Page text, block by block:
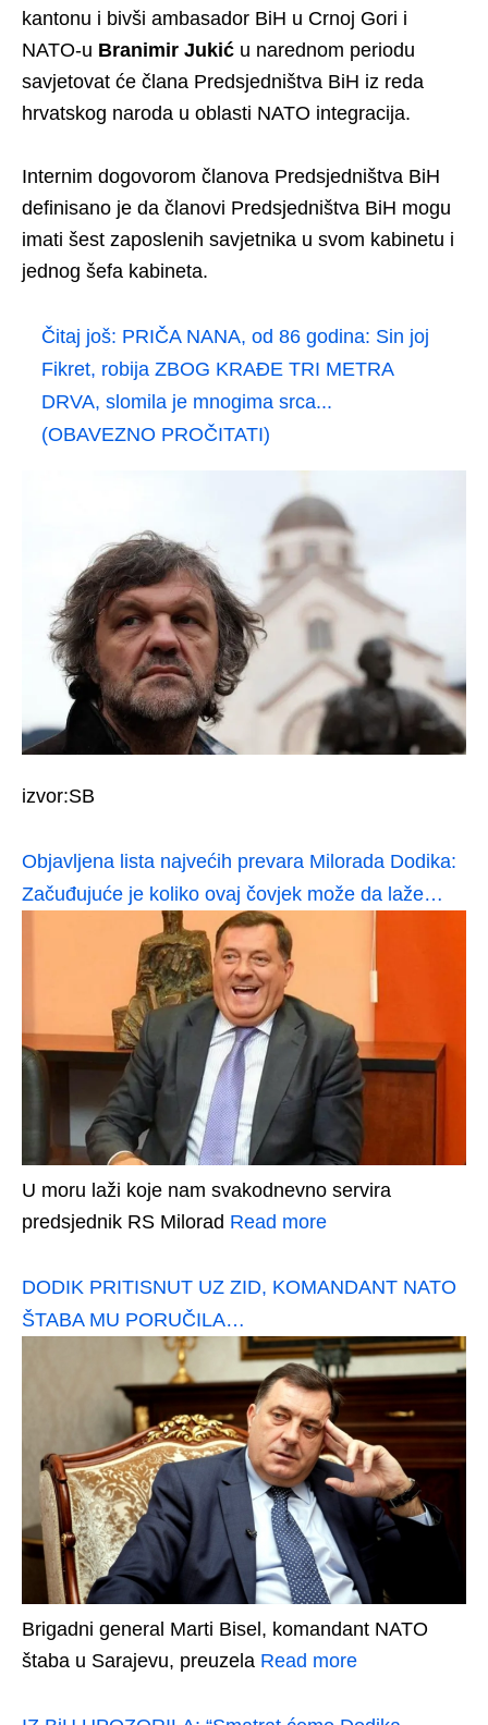
kantonu i bivši ambasador BiH u Crnoj Gori i
NATO-u Branimir Jukić u narednom periodu
savjetovat će člana Predsjedništva BiH iz reda
hrvatskog naroda u oblasti NATO integracija.
Internim dogovorom članova Predsjedništva BiH
definisano je da članovi Predsjedništva BiH mogu
imati šest zaposlenih savjetnika u svom kabinetu i
jednog šefa kabineta.
Čitaj još: PRIČA NANA, od 86 godina: Sin joj
Fikret, robija ZBOG KRAĐE TRI METRA
DRVA, slomila je mnogima srca...
(OBAVEZNO PROČITATI)
izvor:SB
Objavljena lista najvećih prevara Milorada Dodika:
Začuđujuće je koliko ovaj čovjek može da laže…
U moru laži koje nam svakodnevno servira
predsjednik RS Milorad Read more
DODIK PRITISNUT UZ ZID, KOMANDANT NATO
ŠTABA MU PORUČILA…
Brigadni general Marti Bisel, komandant NATO
štaba u Sarajevu, preuzela Read more